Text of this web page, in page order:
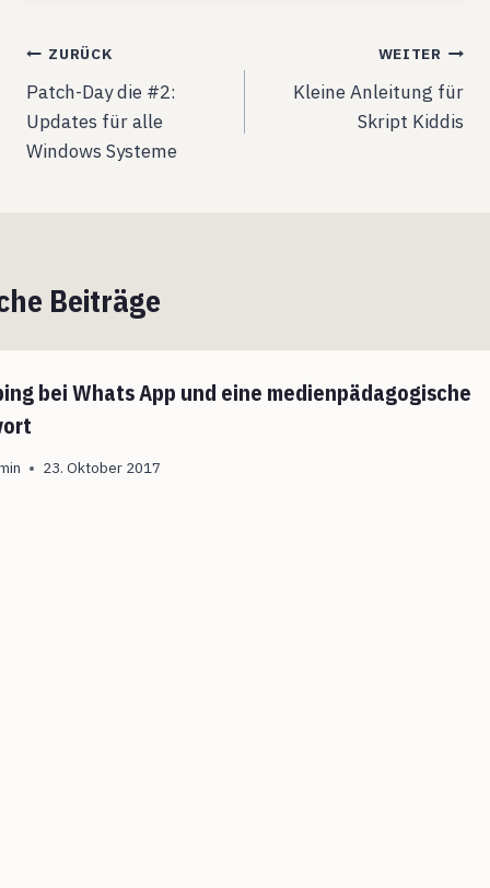
Beitragsnavigation
ZURÜCK
Patch-Day die #2:
Updates für alle
Windows Systeme
WEITER
Kleine Anleitung für
Skript Kiddis
Beiträge
bei Whats App und eine medienpädagogische
23. Oktober 2017